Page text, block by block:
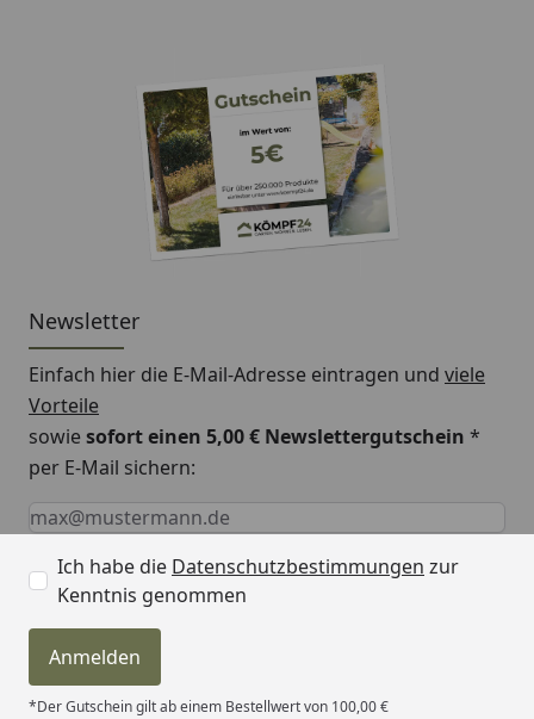
Newsletter
Einfach hier die E-Mail-Adresse eintragen und viele
Vorteile
sowiesofort einen 5,00 € Newslettergutschein *
per E-Mail sichern:
Keine Eingabe erforderlich
Eingabe erforderlich
E-Mail *
Ich habe die Datenschutzbestimmungen zur
Kenntnis genommen
Anmelden
*Der Gutschein gilt ab einem Bestellwert von 100,00 €